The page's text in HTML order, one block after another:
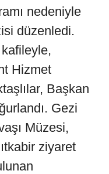
nedeniyle
düzenledi.
Hizmet
Başkan
Gezi
Müzesi,
ziyaret